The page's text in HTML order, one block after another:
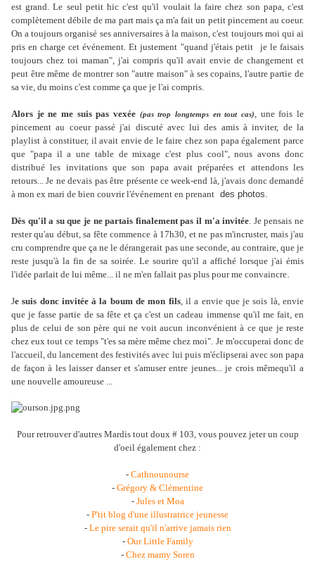
est grand. Le seul petit hic c'est qu'il voulait la faire chez son papa, c'est
complètement débile de ma part mais ça m'a fait un petit pincement au coeur.
On a toujours organisé ses anniversaires à la maison, c'est toujours moi qui ai
pris en charge cet événement. Et justement "quand j'étais petit
je le faisais
toujours chez toi maman", j'ai compris qu'il avait envie de changement et
peut être même de montrer son "autre maison" à ses copains, l'autre partie de
sa vie, du moins c'est comme ça que je l'ai compris.
Alors je ne me suis pas vexée (pas trop longtemps en tout cas), une fois le
pincement au coeur passé j'ai discuté avec lui des amis à inviter, de la
playlist à constituer, il avait envie de le faire chez son papa également parce
que "papa il a une table de mixage c'est plus cool", nous avons donc
distribué les invitations que son papa avait préparées et attendons les
retours... Je ne devais pas être présente ce week-end là, j'avais donc demandé
à mon ex mari de bien couvrir l'événement en prenant des photos.
Dès qu'il a su que je ne partais finalement pas il m'a invitée. Je pensais ne
rester qu'au début, sa fête commence à 17h30, et ne pas m'incruster, mais j'au
cru comprendre que ça ne le dérangerait pas une seconde, au contraire, que je
reste jusqu'à la fin de sa soirée. Le sourire qu'il a affiché lorsque j'ai émis
l'idée parlait de lui même... il ne m'en fallait pas plus pour me convaincre
Je suis donc invitée à la boum de mon fils, il a envie que je sois là, envie
que je fasse partie de sa fête et ça c'est un cadeau immense qu'il me fait, en
plus de celui de son père qui ne voit aucun inconvénient à ce que je reste
chez eux tout ce temps "t'es sa mère même chez moi". Je m'occuperai donc de
l'accueil, du lancement des festivités avec lui puis m'éclipserai avec son papa
de façon à les laisser danser et s'amuser entre jeunes... je crois mêmequ'il a
une nouvelle amoureuse ...
Pour retrouver d'autres Mardis tout doux # 103, vous pouvez jeter un coup
d'oeil également chez :
- Cathnounourse
- Grégory & Clémentine
- Jules et Moa
- P'tit blog d'une illustratrice jeunesse
- Le pire serait qu'il n'arrive jamais rien
- Our Little Family
- Chez mamy Soren